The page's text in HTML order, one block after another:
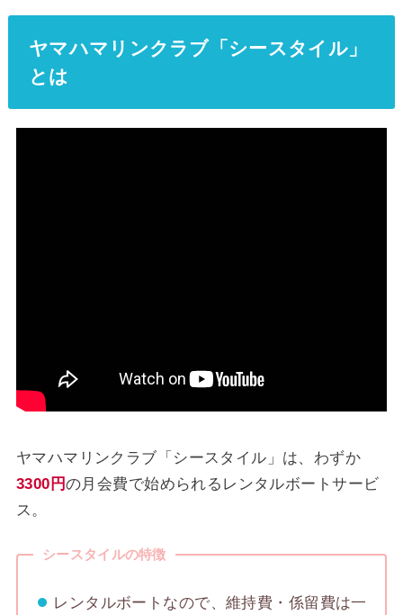
ヤマハマリンクラブ「シースタイル」
とは
ヤマハマリンクラブ「シースタイル」は、わずか
3300円の月会費で始められるレンタルボートサービ
ス。
シースタイルの特徴
レンタルボートなので、維持費・係留費は一